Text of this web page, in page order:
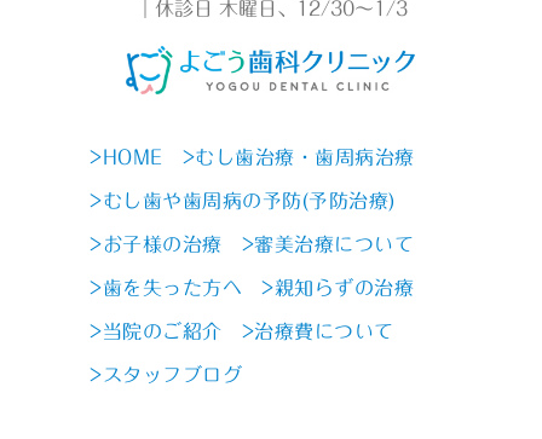
｜休診日 木曜日、12/30～1/3
>HOME >むし歯治療・歯周病治療
>むし歯や歯周病の予防(予防治療)
>お子様の治療 >審美治療について
>歯を失った方へ >親知らずの治療
>当院のご紹介 >治療費について
>スタッフブログ